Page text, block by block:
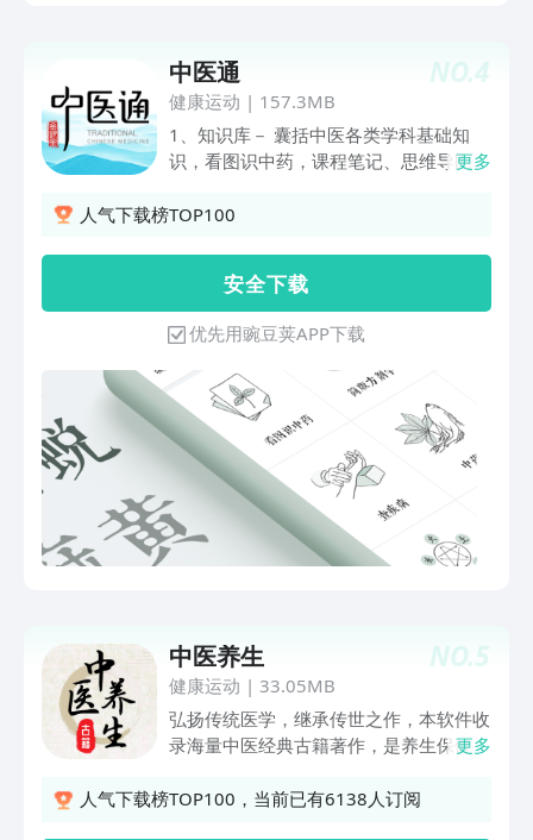
食、运动等的注意事项、生活方式进行指
导。 【穴位养生】 收录中医的十二经脉
及经外奇穴，对每个穴位的功效及按摩方
法进行了说明，并加以有效的穴位搭配，
日常可常按对应穴位进行疾病预防。
易筋经、六字诀、24式太极拳的跟练视
供了多个中医微运动方法的小运动大功
效。 【呼吸养生】 按照腹式呼吸、逆腹
式呼吸、完全式呼吸的方法及注意事项编
脏活化、强化身体内部脏腑。 【音乐养
生】 收录了中医五行、冥想、颂钵、阿
尔法脑波的四种能量音乐，以达到放松身
心、激活大脑、调理身体的功效。 【中
医知识】 从零开始对中医的一些基本理
论进行了解释，以达到对养生观及中药作
用更好的理解。 【形体保健】 列举了如
富贵包、脊柱侧弯、驼背、XO型腿、骨
误区】 对常见的养生误区进行了说明纠
正，做到养生不盲目。 【养生问答】 对
一些生活中的基本养生常识做成了选择题
的方式并给出解释，以便人们通过此种形
式能够加深记忆，增加趣味性。 【体质
己身体软件会提供更加符合的显示条件。
NO.4
中医通
健康运动 | 157.3MB
1、知识库－ 囊括中医各类学科基础知
识，看图识中药，课程笔记、思维导图、
中医学习更便捷更有序，内容包括：中医
学、中药炮制学、中医妇科学、正常人体
解剖学、中医儿科学、中医外科学、中药
鉴定学、中医急诊学、小儿推拿学、中医
药膳学等笔记－ 经典医书，收录近千本
中医经典书籍，并持续增加，支持语音朗
读、全文搜索等。－ 关键字全链接，关
键字直达相关词条。－ 知识点：贯穿中
医考研各科知识点，通过连线检验熟记程
度。2、执业题库－ 包括七大类考试：初
级中药士、初级中药师、执业中药师、中
医执业助理医师、中医执业医师、中西医
考试、历年真题、章节练习、自动收藏夹
和错题本。3、经典课程－ 包括：中药、
方剂、伤寒论、医案分析、穴位定位、黄
帝内经等课程。－ 语音和学习笔记上
传，学员之间互分享。4、你问我答－ 为
患者提供一个专业提问、回答、相互交
流。中医通也是中医人员、医学生、中医
更多
人气下载榜TOP100
安 全 下 载
优先用豌豆荚APP下载
NO.5
中医养生
健康运动 | 33.05MB
弘扬传统医学，继承传世之作，本软件收
录海量中医经典古籍著作，是养生保健达
同人群进行阅读，利用碎片化时间了解养
更多
人气下载榜TOP100，当前已有6138人订阅